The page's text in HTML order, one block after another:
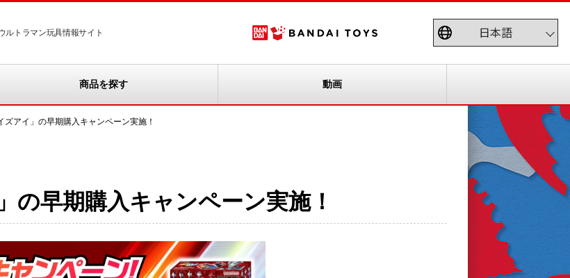
ルトラマン玩具情報サイト
商品を探す 動画
ズアイ」の早期購入キャンペーン実施！
の早期購入キャンペーン実施！